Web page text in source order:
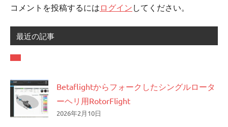
ゲ
ー
シ
ョ
ン
コメントを投稿するには ログイン してください。
最近の記事
Betaflightからフォークしたシングルロータ
ーヘリ用RotorFlight
2026年2月10日